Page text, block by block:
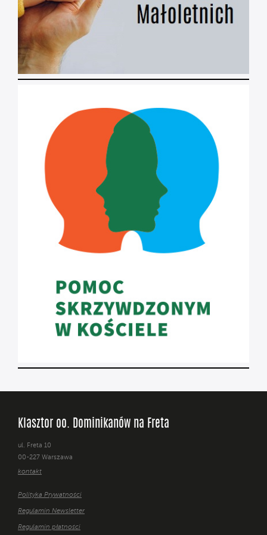
Klasztor oo. Dominikanów na Freta
ul. Freta 10
00-227 Warszawa
kontakt
Polityka Prywatności
Regulamin Newsletter
Regulamin płatności